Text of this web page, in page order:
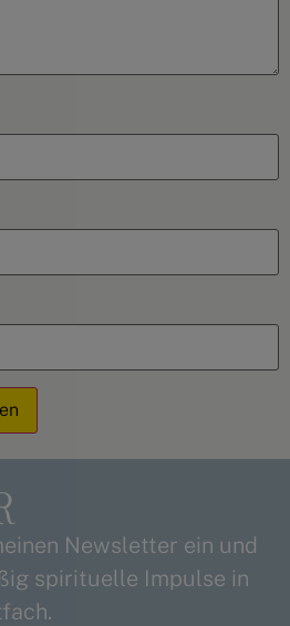
Newsletter ein und
spirituelle Impulse in